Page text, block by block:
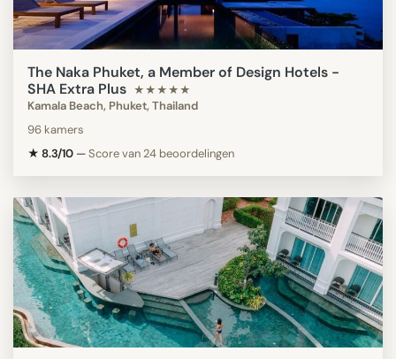
The Naka Phuket, a Member of Design Hotels -
SHA Extra Plus ★★★★★
Kamala Beach, Phuket, Thailand
96 kamers
★ 8.3/10 —Score van 24 beoordelingen